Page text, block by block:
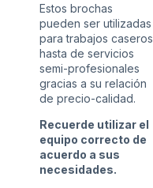
Estos brochas
pueden ser utilizadas
para trabajos caseros
hasta de servicios
semi-profesionales
gracias a su relación
de precio-calidad.
Recuerde utilizar el
equipo correcto de
acuerdo a sus
necesidades.